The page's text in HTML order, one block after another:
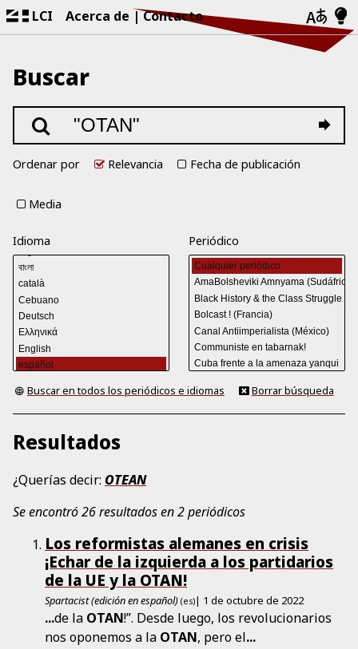
LCI Acerca de Contacto
Buscar
Ordenar por Relevancia Fecha de publicación
Media
Idioma Periódico
Buscar en todos los periódicos e idiomas Borrar búsqueda
Resultados
¿Querías decir: OTEAN
Se encontró 26 resultados en 2 periódicos
Los reformistas alemanes en crisis
¡Echar de la izquierda a los partidarios
de la UE y la OTAN!
Spartacist (edición en español) (es)| 1 de octubre de 2022
...de la OTAN!”. Desde luego, los revolucionarios
nos oponemos a la OTAN, pero el...